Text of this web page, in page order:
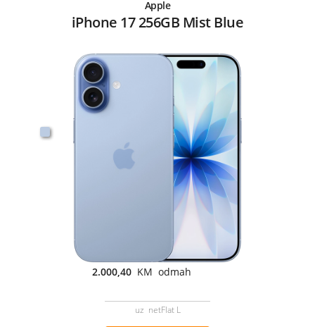
Apple
iPhone 17 256GB Mist Blue
2.000,40 KM odmah
uz netFlat L